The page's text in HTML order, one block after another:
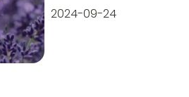
2024-09-24